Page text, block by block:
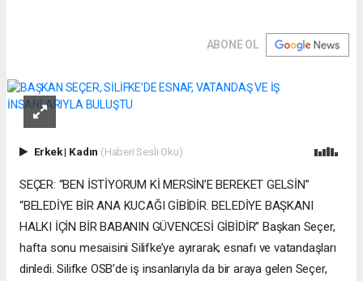
ABONE OL
Erkek| Kadın (Haberi Sesli Oku)
SEÇER: “BEN İSTİYORUM Kİ MERSİN’E BEREKET GELSİN”
“BELEDİYE BİR ANA KUCAĞI GİBİDİR. BELEDİYE BAŞKANI
HALKI İÇİN BİR BABANIN GÜVENCESİ GİBİDİR” Başkan Seçer,
hafta sonu mesaisini Silifke’ye ayırarak; esnafı ve vatandaşları
dinledi. Silifke OSB’de iş insanlarıyla da bir araya gelen Seçer,